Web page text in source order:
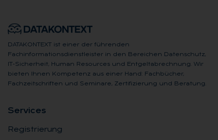
DATAKONTEXT ist einer der führenden
Fachinformationsdienstleister in den Bereichen Datenschutz,
IT-Sicherheit, Human Resources und Entgeltabrechnung. Wir
bieten Ihnen Kompetenz aus einer Hand: Fachbücher,
Fachzeitschriften und Seminare, Zertifizierung und Beratung.
Ser­vices
Registrierung